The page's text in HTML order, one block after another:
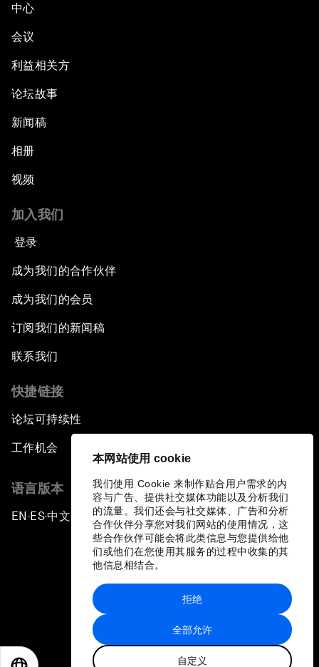
本网站使用 cookie
我们使用 Cookie 来制作贴合用户需求的内
容与广告、提供社交媒体功能以及分析我们
的流量。我们还会与社交媒体、广告和分析
合作伙伴分享您对我们网站的使用情况，这
些合作伙伴可能会将此类信息与您提供给他
们或他们在您使用其服务的过程中收集的其
他信息相结合。
全部允许
自定义
拒绝
中心
会议
利益相关方
论坛故事
新闻稿
相册
视频
加入我们
登录
成为我们的合作伙伴
成为我们的会员
订阅我们的新闻稿
联系我们
快捷链接
论坛可持续性
工作机会
语言版本
EN ▪ES▪中文▪ 日本語
站点地图